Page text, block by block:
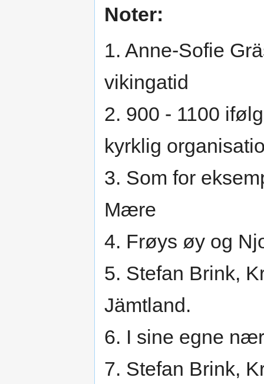
Noter:
1. Anne-Sofie
vikingatid
2. 900 - 1100
kyrklig
3. Som for
Mære
4. Frøys øy og
5. Stefan Brink,
Jämtland.
6. I sine egne
7. Stefan Brink,